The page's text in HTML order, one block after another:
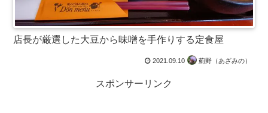
店長が厳選した大豆から味噌を手作りする定食屋
2021.09.10 薊野（あざみの）
スポンサーリンク